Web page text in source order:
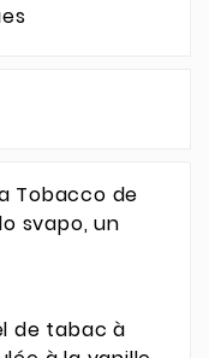
Tobacco de
svapo, un
de tabac à